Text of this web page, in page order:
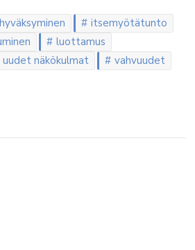
hyväksyminen
itsemyötätunto
luottamus
uudet näkökulmat
vahvuudet